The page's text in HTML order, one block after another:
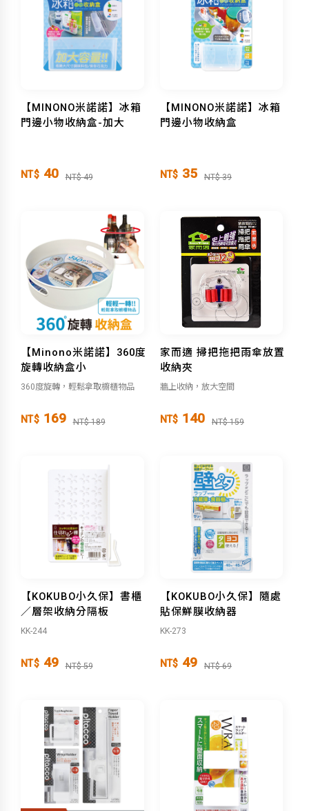
【MINONO米諾諾】冰箱
門邊小物收納盒-加大
NT$ 40 NT$ 49
【MINONO米諾諾】冰箱
門邊小物收納盒
NT$ 35 NT$ 39
【Minono米諾諾】360度
旋轉收納盒小
360度旋轉，輕鬆拿取櫥櫃物品
NT$ 169 NT$ 189
家而適 掃把拖把雨傘放置
收納夾
牆上收納，放大空間
NT$ 140 NT$ 159
【KOKUBO小久保】書櫃
／層架收納分隔板
KK-244
NT$ 49 NT$ 59
【KOKUBO小久保】隨處
貼保鮮膜收納器
KK-273
NT$ 49 NT$ 69